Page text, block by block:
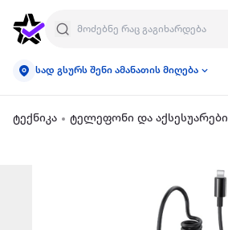
სად გსურს შენი ამანათის მიღება
ტექნიკა ტელეფონი და აქსესუარები